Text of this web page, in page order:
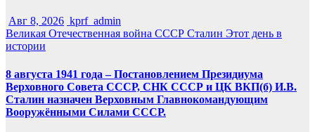
Авг 8, 2026 kprf_admin
Великая Отечественная война СССР Сталин Этот день в
истории
8 августа 1941 года – Постановлением Президиума
Верховного Совета СССР, СНК СССР и ЦК ВКП(б) И.В.
Сталин назначен Верховным Главнокомандующим
Вооружёнными Силами СССР.